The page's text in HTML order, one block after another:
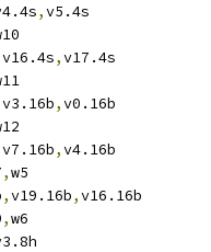
,v5.4s
v16.4s,v17.4s
v3.16b,v0.16b
v7.16b,v4.16b
,w5
,v19.16b,v16.16b
,w6